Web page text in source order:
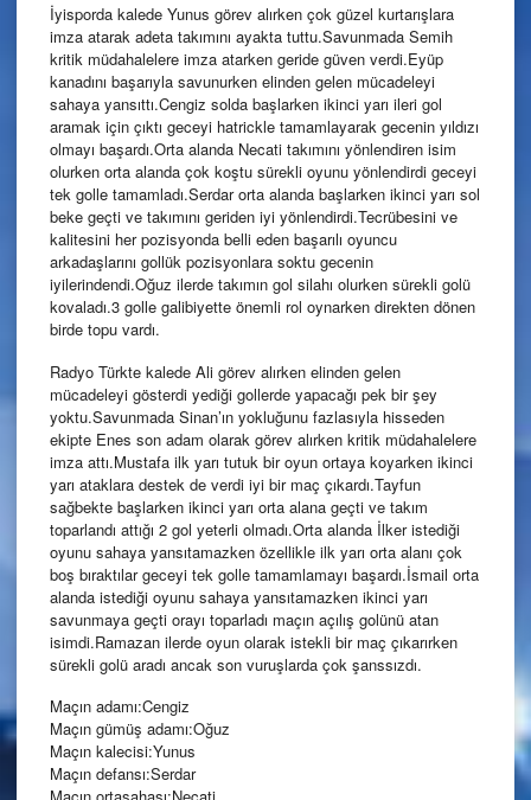
İyisporda kalede Yunus görev alırken çok güzel kurtarışlara
imza atarak adeta takımını ayakta tuttu.Savunmada Semih
kritik müdahalelere imza atarken geride güven verdi.Eyüp
kanadını başarıyla savunurken elinden gelen mücadeleyi
sahaya yansıttı.Cengiz solda başlarken ikinci yarı ileri gol
aramak için çıktı geceyi hatrickle tamamlayarak gecenin yıldızı
olmayı başardı.Orta alanda Necati takımını yönlendiren isim
olurken orta alanda çok koştu sürekli oyunu yönlendirdi geceyi
tek golle tamamladı.Serdar orta alanda başlarken ikinci yarı sol
beke geçti ve takımını geriden iyi yönlendirdi.Tecrübesini ve
kalitesini her pozisyonda belli eden başarılı oyuncu
arkadaşlarını gollük pozisyonlara soktu gecenin
iyilerindendi.Oğuz ilerde takımın gol silahı olurken sürekli golü
kovaladı.3 golle galibiyette önemli rol oynarken direkten dönen
birde topu vardı.
Radyo Türkte kalede Ali görev alırken elinden gelen
mücadeleyi gösterdi yediği gollerde yapacağı pek bir şey
yoktu.Savunmada Sinan’ın yokluğunu fazlasıyla hisseden
ekipte Enes son adam olarak görev alırken kritik müdahalelere
imza attı.Mustafa ilk yarı tutuk bir oyun ortaya koyarken ikinci
yarı ataklara destek de verdi iyi bir maç çıkardı.Tayfun
sağbekte başlarken ikinci yarı orta alana geçti ve takım
toparlandı attığı 2 gol yeterli olmadı.Orta alanda İlker istediği
oyunu sahaya yansıtamazken özellikle ilk yarı orta alanı çok
boş bıraktılar geceyi tek golle tamamlamayı başardı.İsmail orta
alanda istediği oyunu sahaya yansıtamazken ikinci yarı
savunmaya geçti orayı toparladı maçın açılış golünü atan
isimdi.Ramazan ilerde oyun olarak istekli bir maç çıkarırken
sürekli golü aradı ancak son vuruşlarda çok şanssızdı.
Maçın adamı:Cengiz
Maçın gümüş adamı:Oğuz
Maçın kalecisi:Yunus
Maçın defansı:Serdar